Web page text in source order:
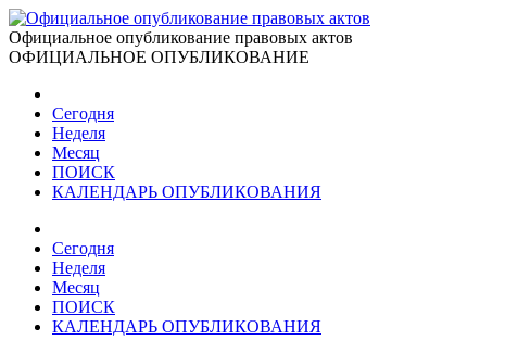
Официальное опубликование правовых актов
ОФИЦИАЛЬНОЕ ОПУБЛИКОВАНИЕ
Сегодня
Неделя
Месяц
ПОИСК
КАЛЕНДАРЬ ОПУБЛИКОВАНИЯ
Сегодня
Неделя
Месяц
ПОИСК
КАЛЕНДАРЬ ОПУБЛИКОВАНИЯ